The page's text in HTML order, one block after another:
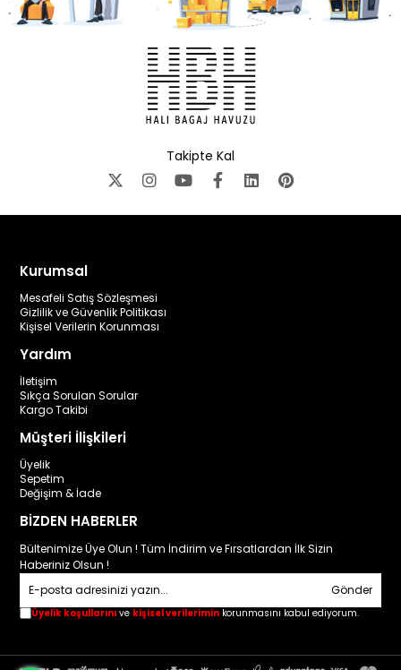
Takipte Kal
Kurumsal
Mesafeli Satış Sözleşmesi
Gizlilik ve Güvenlik Politikası
Kişisel Verilerin Korunması
Yardım
İletişim
Sıkça Sorulan Sorular
Kargo Takibi
Müşteri İlişkileri
Üyelik
Sepetim
Değişim & İade
BİZDEN HABERLER
Bültenimize Üye Olun ! Tüm İndirim ve Fırsatlardan İlk Sizin
Haberiniz Olsun !
Gönder
Üyelik koşullarını ve kişisel verilerimin korunmasını kabul ediyorum.